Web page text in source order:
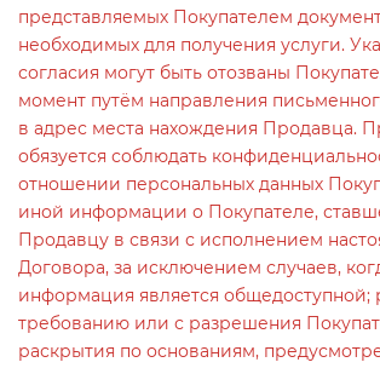
представляемых Покупателем
необходимых для получения услуги.
согласия могут быть отозваны
момент путём направления
в адрес места нахождения Продавца.
обязуется соблюдать
отношении персональных данных
иной информации о Покупателе,
Продавцу в связи с исполнением
Договора, за исключением случаев,
информация является общедоступной;
требованию или с разрешения
раскрытия по основаниям,